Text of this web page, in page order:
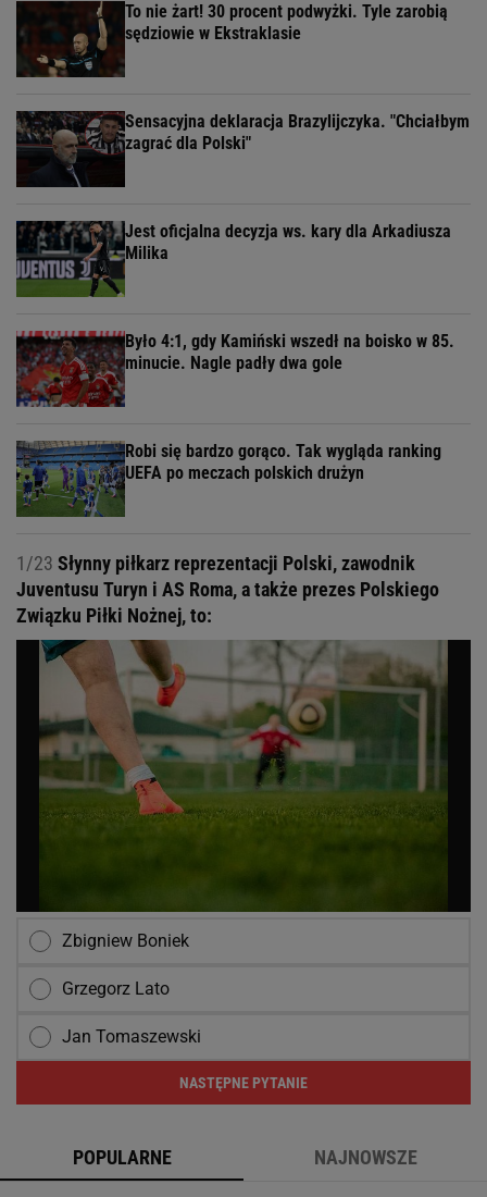
To nie żart! 30 procent podwyżki. Tyle zarobią
sędziowie w Ekstraklasie
Sensacyjna deklaracja Brazylijczyka. "Chciałbym
zagrać dla Polski"
Jest oficjalna decyzja ws. kary dla Arkadiusza
Milika
Było 4:1, gdy Kamiński wszedł na boisko w 85.
minucie. Nagle padły dwa gole
Robi się bardzo gorąco. Tak wygląda ranking
UEFA po meczach polskich drużyn
1/23 Słynny piłkarz reprezentacji Polski, zawodnik
Juventusu Turyn i AS Roma, a także prezes Polskiego
Związku Piłki Nożnej, to:
Zbigniew Boniek
Grzegorz Lato
Jan Tomaszewski
NASTĘPNE PYTANIE
POPULARNE NAJNOWSZE